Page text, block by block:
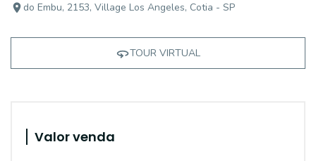
do Embu, 2153, Village Los Angeles, Cotia - SP
TOUR VIRTUAL
Valor venda